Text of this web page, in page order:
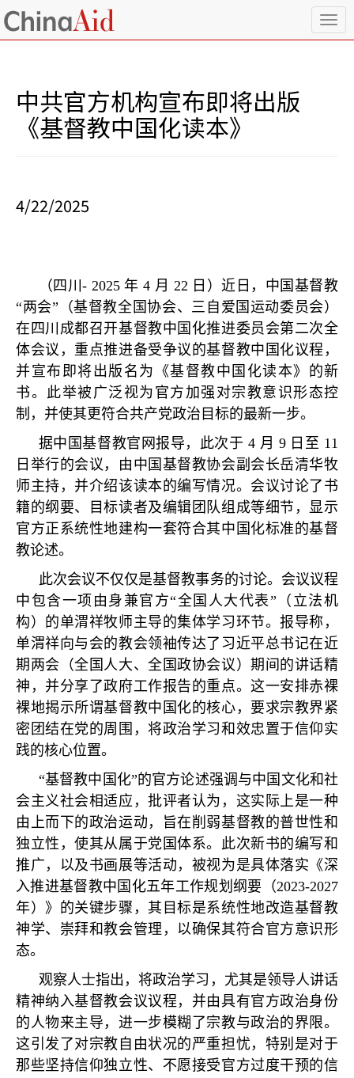
T
o
中共官方机构宣布即将出版
《基督教中国化读本》
4/22/2025
（四川- 2025 年 4 月 22 日）近日，中国基督教
“两会”（基督教全国协会、三自爱国运动委员会）
在四川成都召开基督教中国化推进委员会第二次全
体会议，重点推进备受争议的基督教中国化议程，
并宣布即将出版名为《基督教中国化读本》的新
书。此举被广泛视为官方加强对宗教意识形态控
制，并使其更符合共产党政治目标的最新一步。
据中国基督教官网报导，此次于 4 月 9 日至 11
日举行的会议，由中国基督教协会副会长岳清华牧
师主持，并介绍该读本的编写情况。会议讨论了书
籍的纲要、目标读者及编辑团队组成等细节，显示
官方正系统性地建构一套符合其中国化标准的基督
教论述。
此次会议不仅仅是基督教事务的讨论。会议议程
中包含一项由身兼官方“全国人大代表”（立法机
构）的单渭祥牧师主导的集体学习环节。报导称，
单渭祥向与会的教会领袖传达了习近平总书记在近
期两会（全国人大、全国政协会议）期间的讲话精
神，并分享了政府工作报告的重点。这一安排赤裸
裸地揭示所谓基督教中国化的核心，要求宗教界紧
密团结在党的周围，将政治学习和效忠置于信仰实
践的核心位置。
“基督教中国化”的官方论述强调与中国文化和社
会主义社会相适应，批评者认为，这实际上是一种
由上而下的政治运动，旨在削弱基督教的普世性和
独立性，使其从属于党国体系。此次新书的编写和
推广，以及书画展等活动，被视为是具体落实《深
入推进基督教中国化五年工作规划纲要（2023-2027
年）》的关键步骤，其目标是系统性地改造基督教
神学、崇拜和教会管理，以确保其符合官方意识形
态。
观察人士指出，将政治学习，尤其是领导人讲话
精神纳入基督教会议议程，并由具有官方政治身份
的人物来主导，进一步模糊了宗教与政治的界限。
这引发了对宗教自由状况的严重担忧，特别是对于
那些坚持信仰独立性、不愿接受官方过度干预的信